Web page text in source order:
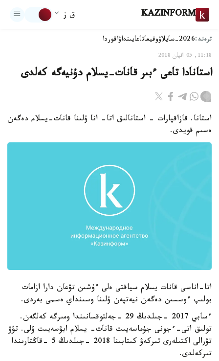
KAZINFORM ق ز
ترەند:2026-سايلاۋ وقيعاتاعايىنداۋاقوردا
11:18, 05 اقپان 2018
استانادا تاعى ءبىر قانات-يسلام دۇنيەگە كەلدى
استانا. قازاقپارات - استانالىق اتا- انا ۇلىنا قانات-يسلام دەگەن
ەسىم قويدى.
اتا-اناسى قانات يسلام سياقتى ەلى ءۇشىن تۋعان دارا ازامات
بولىپ ءوسسىن دەگەن نيەتپەن ۇلىنا وسىنداي ەسمى بەردى.
ءسابي 2017 -جىلدىڭ 29 -جەلتوقسانىندا ومىرگە كەلگەن.
تولىق اتى-ءجونى جۇماسەيىت قانات- يسلام ابۋسەيىت ۇلى. تۋۋ
تۋرالى اكتىلەرى تىركەۋ كىتابىنا 2018 -جىلدىڭ 5 -قاڭتارىندا
تىركەلدى.